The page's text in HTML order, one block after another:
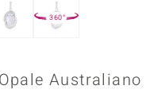
360°
Australiano